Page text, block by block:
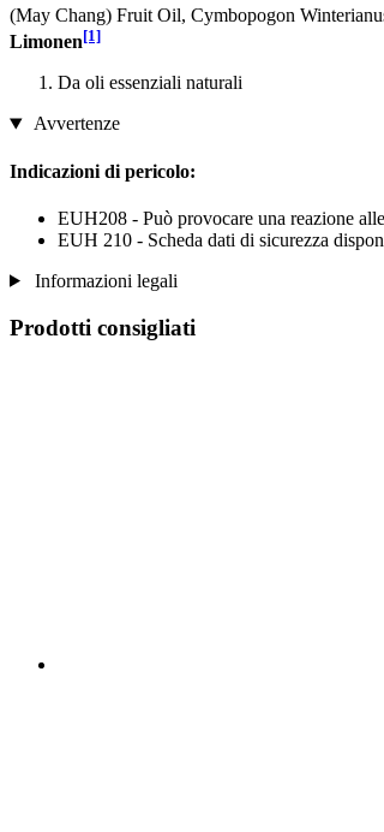
(May Chang) Fruit Oil, Cymbopogon
Limonen[1]
Da oli essenziali naturali
Avvertenze
Indicazioni di pericolo:
EUH208 - Può provocare una reazione
EUH 210 - Scheda dati di sicurezza
Informazioni legali
Prodotti consigliati